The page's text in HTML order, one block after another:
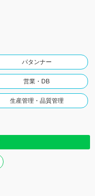
パタンナー
営業・DB
生産管理・品質管理